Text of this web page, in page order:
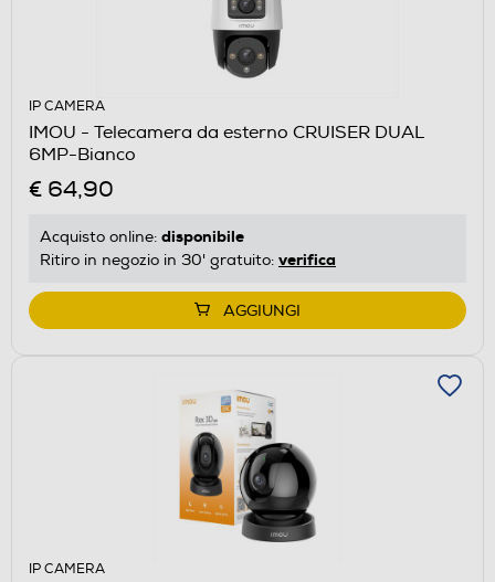
IP CAMERA
IMOU - Telecamera da esterno CRUISER DUAL
6MP-Bianco
€ 64,90
Acquisto online: disponibile
Ritiro in negozio in 30' gratuito: verifica
AGGIUNGI
IP CAMERA